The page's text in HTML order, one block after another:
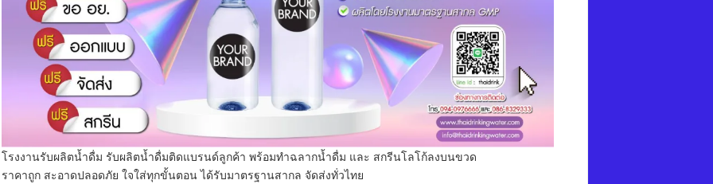
โรงงานรับผลิตน้ำดื่ม รับผลิตน้ำดื่มติดแบรนด์ลูกค้า พร้อมทำฉลากน้ำดื่ม และ สกรีนโลโก้ลงบนขวด
ราคาถูก สะอาดปลอดภัย ใจใส่ทุกขั้นตอน ได้รับมาตรฐานสากล จัดส่งทั่วไทย